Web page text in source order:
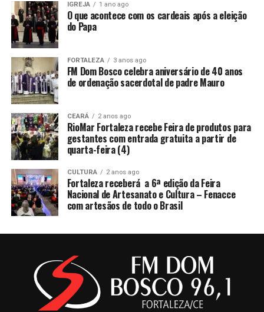
IGREJA 1 ano ago
O que acontece com os cardeais após a eleição
do Papa
FORTALEZA 3 anos ago
FM Dom Bosco celebra aniversário de 40 anos
de ordenação sacerdotal de padre Mauro
CEARÁ 2 anos ago
RioMar Fortaleza recebe Feira de produtos para
gestantes com entrada gratuita a partir de
quarta-feira (4)
CULTURA 2 anos ago
Fortaleza receberá a 6ª edição da Feira
Nacional de Artesanato e Cultura – Fenacce
com artesãos de todo o Brasil